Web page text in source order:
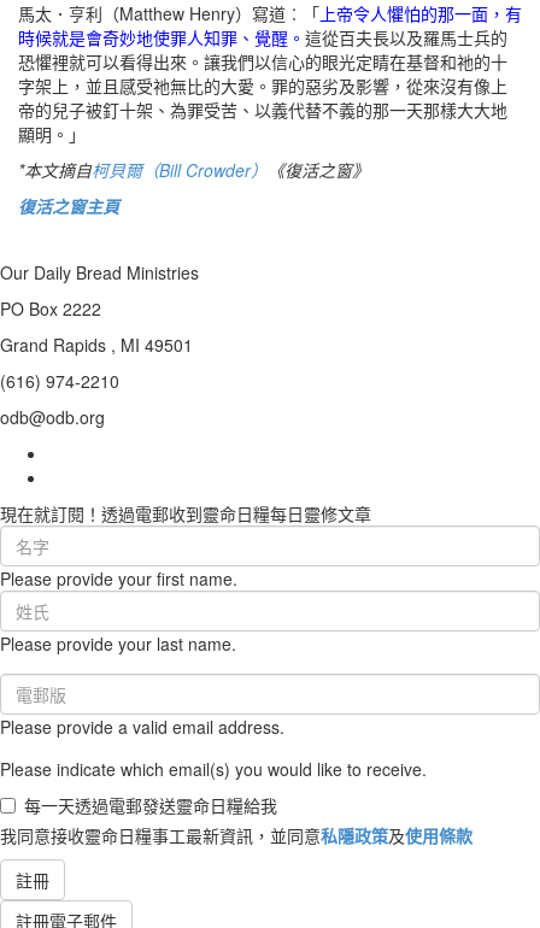
馬太．亨利（Matthew Henry）寫道︰「 上帝令人懼怕的那一面，有
時候就是會奇妙地使罪人知罪、覺醒。 這從百夫長以及羅馬士兵的
恐懼裡就可以看得出來。讓我們以信心的眼光定睛在基督和祂的十
字架上，並且感受祂無比的大愛。罪的惡劣及影響，從來沒有像上
帝的兒子被釘十架、為罪受苦、以義代替不義的那一天那樣大大地
顯明。」
*本文摘自柯貝爾（Bill Crowder）
《復活之窗》
復活之窗主頁
Our Daily Bread Ministries
PO Box 2222
Grand Rapids , MI 49501
(616) 974-2210
odb@odb.org
現在就訂閱！透過電郵收到靈命日糧每日靈修文章
First
Name
(required)
Please provide your first name.
Last
Name
(required)
Please provide your last name.
Email
(required)
Please provide a valid email address.
Please indicate which email(s) you would like to receive.
每一天透過電郵發送靈命日糧給我
我同意接收靈命日糧事工最新資訊，並同意私隱政策及使用條款
註冊
註冊電子郵件